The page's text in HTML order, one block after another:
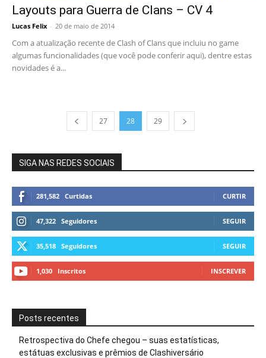
Layouts para Guerra de Clans – CV 4
Lucas Felix - 20 de maio de 2014
Com a atualização recente de Clash of Clans que incluiu no game
algumas funcionalidades (que você pode conferir aqui), dentre estas
novidades é a...
27 28 29
SIGA NAS REDES SOCIAIS
281,582 Curtidas CURTIR
47,322 Seguidores SEGUIR
35,518 Seguidores SEGUIR
1,030 Inscritos INSCREVER
Posts recentes
Retrospectiva do Chefe chegou – suas estatísticas,
estátuas exclusivas e prêmios de Clashiversário